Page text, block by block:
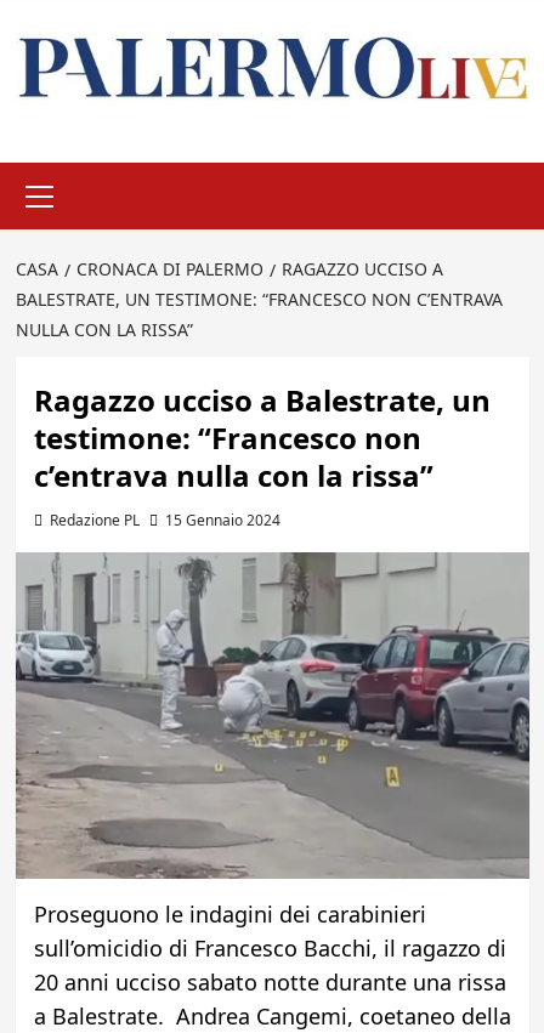
principale
CASA CRONACA DI PALERMO
RAGAZZO UCCISO A
BALESTRATE, UN TESTIMONE: “FRANCESCO NON C’ENTRAVA
NULLA CON LA RISSA”
Ragazzo ucciso a Balestrate, un
testimone: “Francesco non
c’entrava nulla con la rissa”
Redazione PL 15 Gennaio 2024
Proseguono le indagini dei carabinieri
sull’omicidio di Francesco Bacchi, il ragazzo di
20 anni ucciso sabato notte durante una rissa
a Balestrate. Andrea Cangemi, coetaneo della